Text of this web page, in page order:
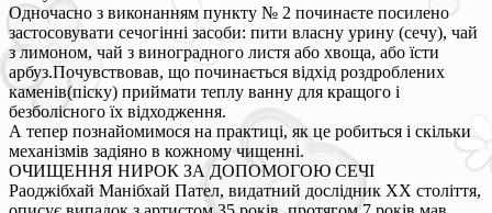
Одночасно з виконанням пункту № 2 починаєте посилено
застосовувати сечогінні засоби: пити власну урину (сечу), чай
з лимоном, чай з виноградного листя або хвоща, або їсти
арбуз.Почувствовав, що починається відхід роздроблених
каменів(піску) приймати теплу ванну для кращого і
безболісного їх відходження.
А тепер познайомимося на практиці, як це робиться і скільки
механізмів задіяно в кожному чищенні.
ОЧИЩЕННЯ НИРОК ЗА ДОПОМОГОЮ СЕЧІ
Раоджібхай Манібхай Пател, видатний дослідник XX століття,